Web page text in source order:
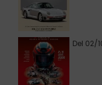
Del 02/